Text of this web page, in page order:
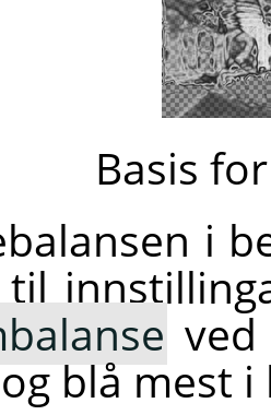
Basis
i
til
blå mest i